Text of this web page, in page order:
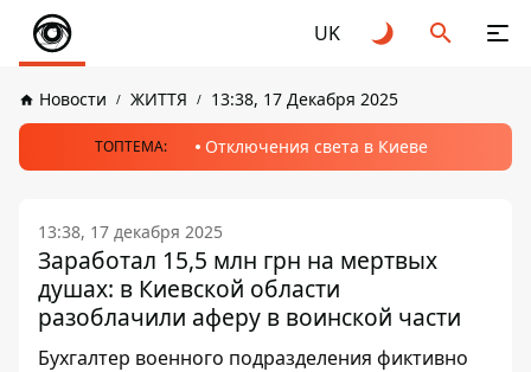
UK
Новости ЖИТТЯ 13:38, 17 Декабря 2025
ТОПТЕМА: Отключения света в Киеве
13:38, 17 декабря 2025
Заработал 15,5 млн грн на мертвых
душах: в Киевской области
разоблачили аферу в воинской части
Бухгалтер военного подразделения фиктивно